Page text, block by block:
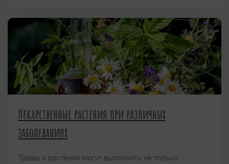
Лекарственные растения при различных
заболеваниях
Травы и растения могут выполнять не только